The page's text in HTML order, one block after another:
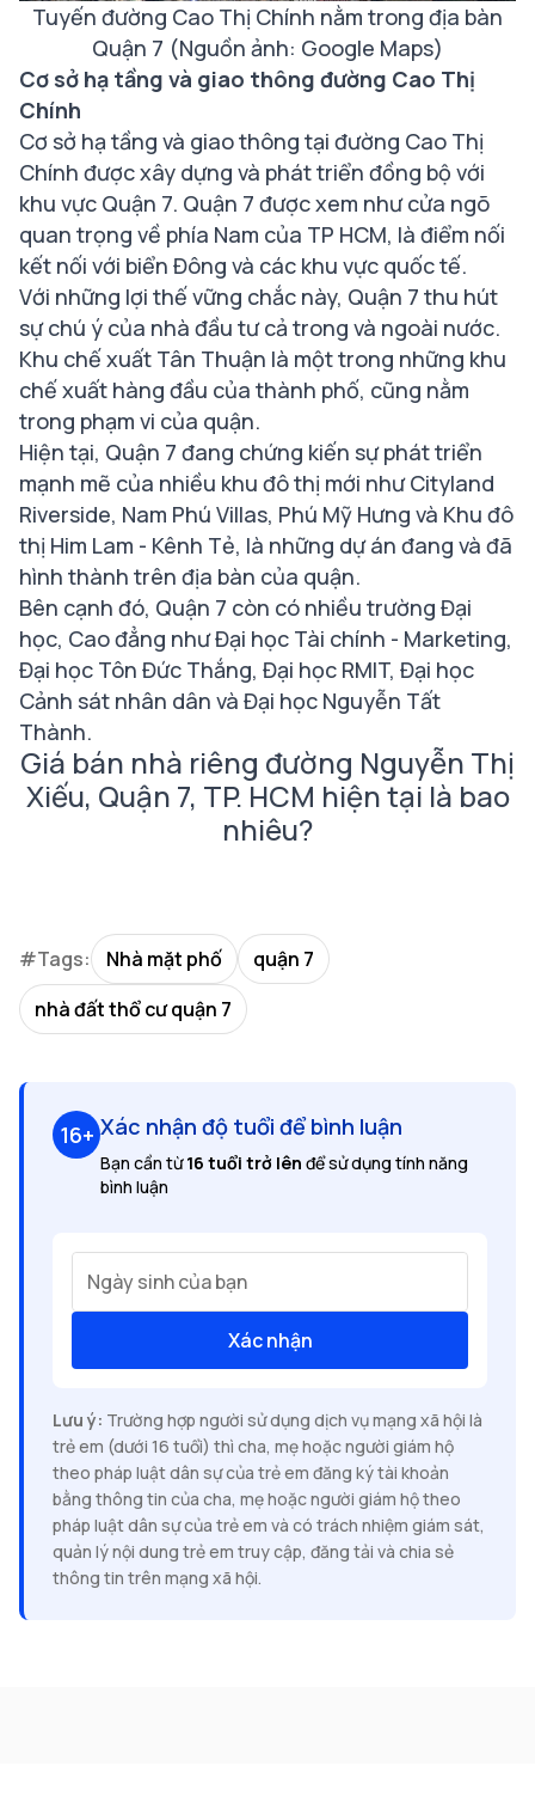
Tuyến đường Cao Thị Chính nằm trong địa bàn
Quận 7 (Nguồn ảnh: Google Maps)
Cơ sở hạ tầng và giao thông đường Cao Thị
Chính
Cơ sở hạ tầng và giao thông tại đường Cao Thị
Chính được xây dựng và phát triển đồng bộ với
khu vực Quận 7. Quận 7 được xem như cửa ngõ
quan trọng về phía Nam của TP HCM, là điểm nối
kết nối với biển Đông và các khu vực quốc tế.
Với những lợi thế vững chắc này, Quận 7 thu hút
sự chú ý của nhà đầu tư cả trong và ngoài nước.
Khu chế xuất Tân Thuận là một trong những khu
chế xuất hàng đầu của thành phố, cũng nằm
trong phạm vi của quận.
Hiện tại, Quận 7 đang chứng kiến sự phát triển
mạnh mẽ của nhiều khu đô thị mới như Cityland
Riverside, Nam Phú Villas, Phú Mỹ Hưng và Khu đô
thị Him Lam - Kênh Tẻ, là những dự án đang và đã
hình thành trên địa bàn của quận.
Bên cạnh đó, Quận 7 còn có nhiều trường Đại
học, Cao đẳng như Đại học Tài chính - Marketing,
Đại học Tôn Đức Thắng, Đại học RMIT, Đại học
Cảnh sát nhân dân và Đại học Nguyễn Tất
Thành.
Giá bán nhà riêng đường Nguyễn Thị
Xiếu, Quận 7, TP. HCM hiện tại là bao
nhiêu?
#Tags: Nhà mặt phố
quận 7
nhà đất thổ cư quận 7
16+ Xác nhận độ tuổi để bình luận
Bạn cần từ16 tuổi trở lên để sử dụng tính năng
bình luận
Ngày sinh của bạn
Xác nhận
Lưu ý: Trường hợp người sử dụng dịch vụ mạng xã hội là
trẻ em (dưới 16 tuổi) thì cha, mẹ hoặc người giám hộ
theo pháp luật dân sự của trẻ em đăng ký tài khoản
bằng thông tin của cha, mẹ hoặc người giám hộ theo
pháp luật dân sự của trẻ em và có trách nhiệm giám sát,
quản lý nội dung trẻ em truy cập, đăng tải và chia sẻ
thông tin trên mạng xã hội.